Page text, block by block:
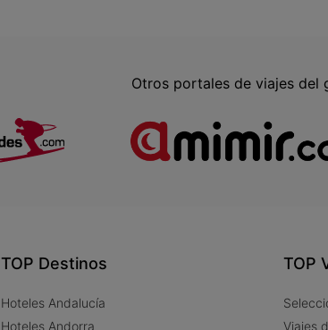
Otros portales de viajes del
TOP Destinos
Hoteles Andalucía
Hoteles Andorra
TOP
Viajes